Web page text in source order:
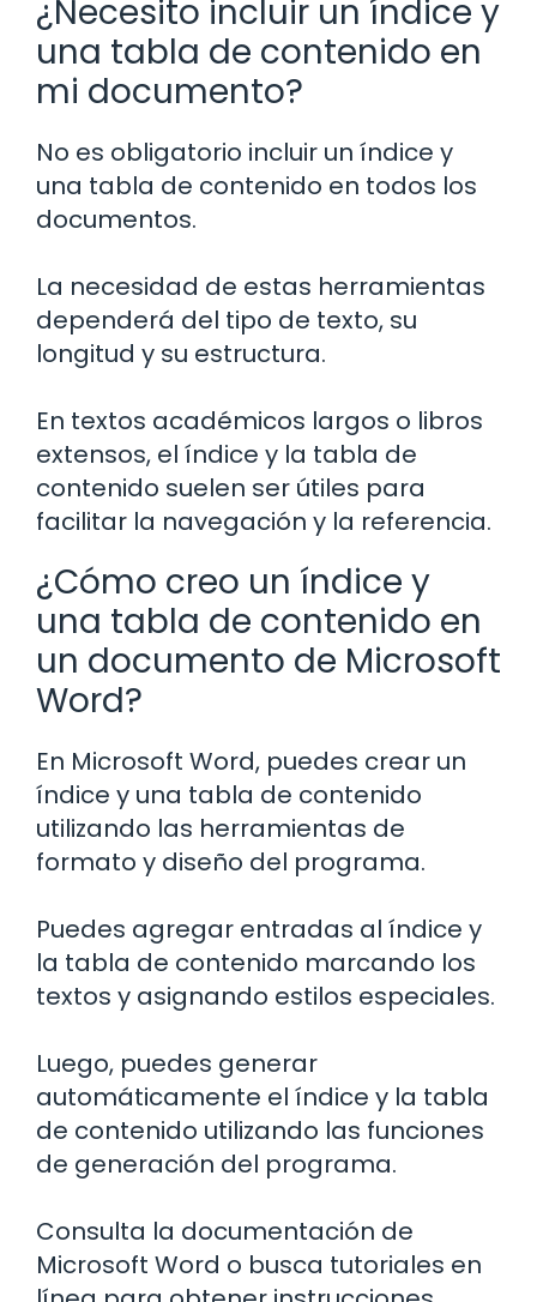
¿Necesito incluir un índice y
una tabla de contenido en
mi documento?
No es obligatorio incluir un índice y
una tabla de contenido en todos los
documentos.
La necesidad de estas herramientas
dependerá del tipo de texto, su
longitud y su estructura.
En textos académicos largos o libros
extensos, el índice y la tabla de
contenido suelen ser útiles para
facilitar la navegación y la referencia.
¿Cómo creo un índice y
una tabla de contenido en
un documento de Microsoft
Word?
En Microsoft Word, puedes crear un
índice y una tabla de contenido
utilizando las herramientas de
formato y diseño del programa.
Puedes agregar entradas al índice y
la tabla de contenido marcando los
textos y asignando estilos especiales.
Luego, puedes generar
automáticamente el índice y la tabla
de contenido utilizando las funciones
de generación del programa.
Consulta la documentación de
Microsoft Word o busca tutoriales en